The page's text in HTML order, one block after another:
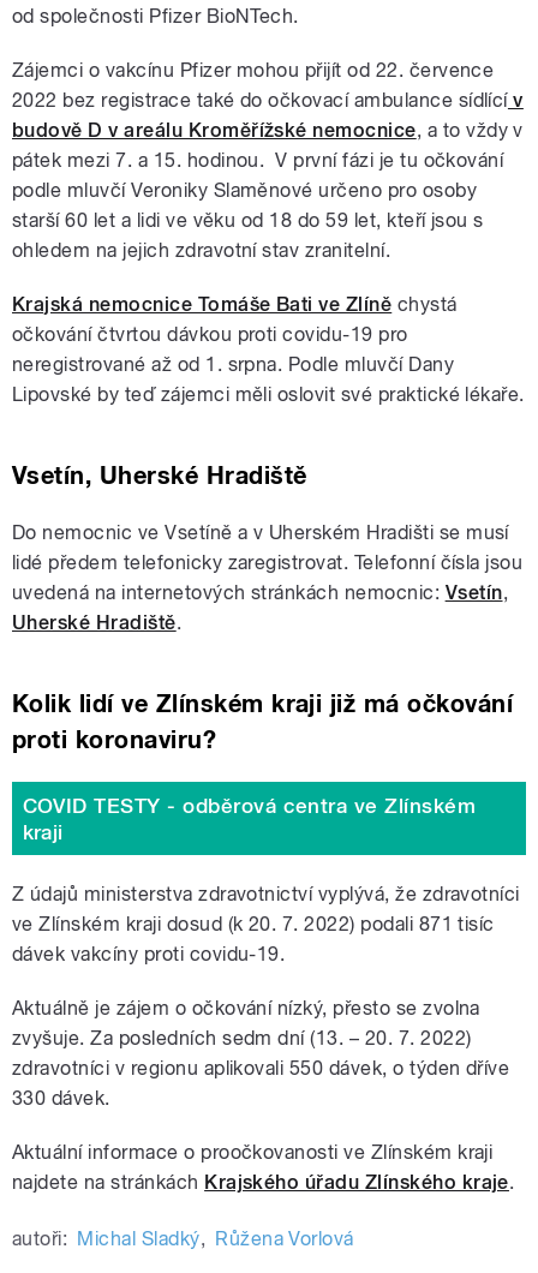
od společnosti Pfizer BioNTech.
Zájemci o vakcínu Pfizer mohou přijít od 22. července
2022 bez registrace také do očkovací ambulance sídlícív
budově D v areálu Kroměřížské nemocnice, a to vždy v
pátek mezi 7. a 15. hodinou. V první fázi je tu očkování
podle mluvčí Veroniky Slaměnové určeno pro osoby
starší 60 let a lidi ve věku od 18 do 59 let, kteří jsou s
ohledem na jejich zdravotní stav zranitelní.
Krajská nemocnice Tomáše Bati ve Zlíně chystá
očkování čtvrtou dávkou proti covidu-19 pro
neregistrované až od 1. srpna. Podle mluvčí Dany
Lipovské by teď zájemci měli oslovit své praktické lékaře.
Vsetín, Uherské Hradiště
Do nemocnic ve Vsetíně a v Uherském Hradišti se musí
lidé předem telefonicky zaregistrovat. Telefonní čísla jsou
uvedená na internetových stránkách nemocnic: Vsetín,
Uherské Hradiště.
Kolik lidí ve Zlínském kraji již má očkování
proti koronaviru?
COVID TESTY - odběrová centra ve Zlínském
kraji
Z údajů ministerstva zdravotnictví vyplývá, že zdravotníci
ve Zlínském kraji dosud (k 20. 7. 2022) podali 871 tisíc
dávek vakcíny proti covidu-19.
Aktuálně je zájem o očkování nízký, přesto se zvolna
zvyšuje. Za posledních sedm dní (13. – 20. 7. 2022)
zdravotníci v regionu aplikovali 550 dávek, o týden dříve
330 dávek.
Aktuální informace o proočkovanosti ve Zlínském kraji
najdete na stránkách Krajského úřadu Zlínského kraje.
autoři: Michal Sladký, Růžena Vorlová